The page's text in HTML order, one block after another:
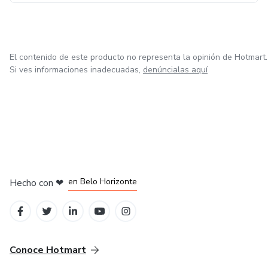
El contenido de este producto no representa la opinión de Hotmart.
Si ves informaciones inadecuadas, denúncialas aquí
Hecho con ❤ en Belo Horizonte
Conoce Hotmart